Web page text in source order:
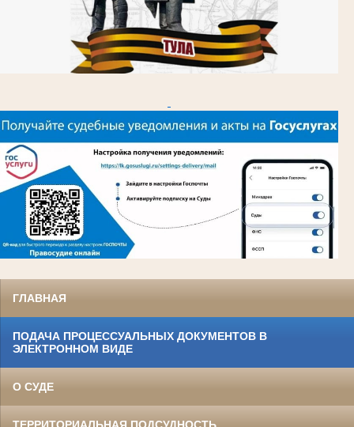
ГЛАВНАЯ
ПОДАЧА ПРОЦЕССУАЛЬНЫХ ДОКУМЕНТОВ В
ЭЛЕКТРОННОМ ВИДЕ
О СУДЕ